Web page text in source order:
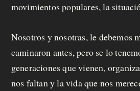
movimientos populares, la
Nosotros y nosotras, le debemos
caminaron antes, pero se lo
generaciones que vienen,
nos faltan y la vida que nos